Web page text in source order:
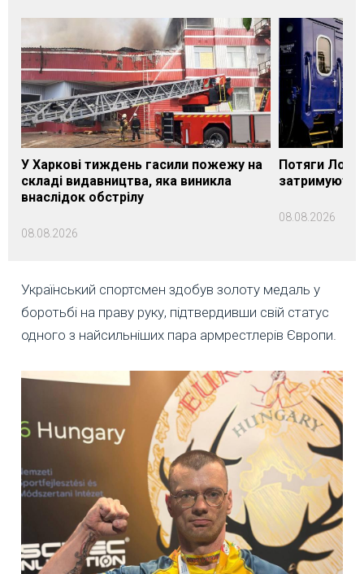
У Харкові тиждень гасили пожежу на
складі видавництва, яка виникла
внаслідок обстрілу
08.08.2026
Потяги
08.08.2026
Український спортсмен здобув золоту медаль у
боротьбі на праву руку, підтвердивши свій статус
одного з найсильніших пара армрестлерів Європи.